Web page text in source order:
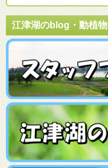
江津湖のblog・動植物